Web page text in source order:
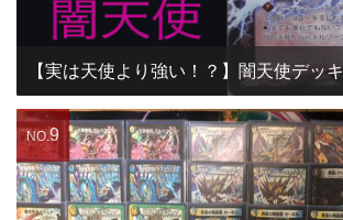
【実は天使より強い！？】闇天使デッキ
NO.9